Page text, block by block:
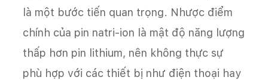
là một bước tiến quan trọng. Nhược điểm
chính của pin natri-ion là mật độ năng lượng
thấp hơn pin lithium, nên không thực sự
phù hợp với các thiết bị như điện thoại hay